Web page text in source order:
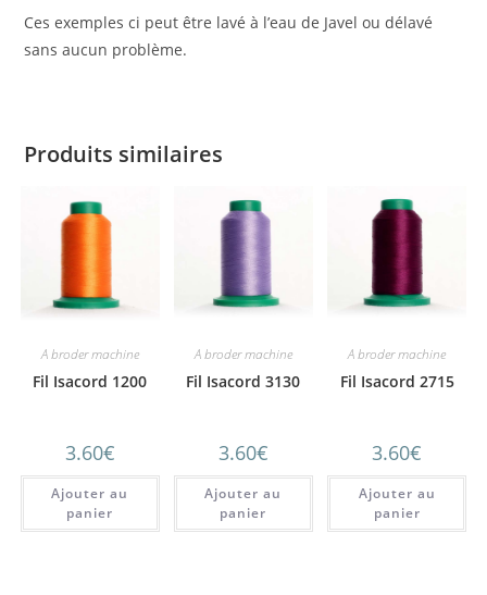
Ces exemples ci peut être lavé à l’eau de Javel ou délavé
sans aucun problème.
Produits similaires
A broder machine
Fil Isacord 1200
3.60€
Ajouter au
panier
A broder machine
Fil Isacord 3130
3.60€
Ajouter au
panier
A broder machine
Fil Isacord 2715
3.60€
Ajouter au
panier